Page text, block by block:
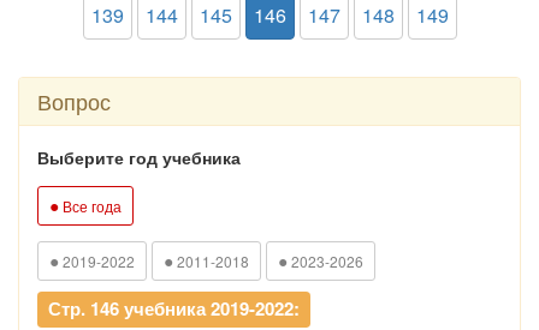
139 144 145 146 147 148 149
Вопрос
Выберите год учебника
● Все года
● 2019-2022 ● 2011-2018 ● 2023-2026
Стр. 146 учебника 2019-2022: